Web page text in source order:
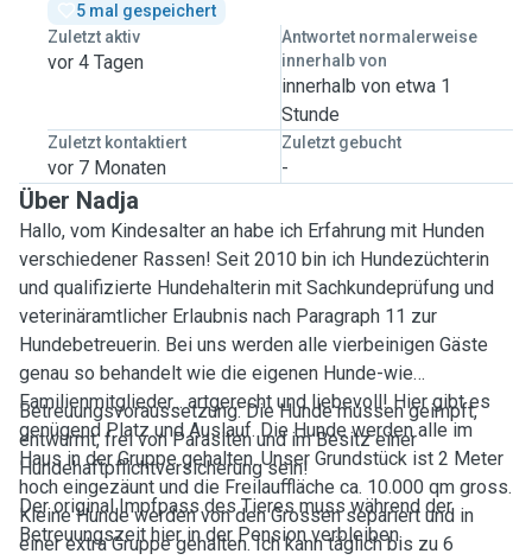
5 mal gespeichert
Zuletzt aktiv
vor 4 Tagen
Antwortet normalerweise
innerhalb von
innerhalb von etwa 1
Stunde
Zuletzt kontaktiert
vor 7 Monaten
Zuletzt gebucht
-
Über Nadja
Hallo, vom Kindesalter an habe ich Erfahrung mit Hunden
verschiedener Rassen! Seit 2010 bin ich Hundezüchterin
und qualifizierte Hundehalterin mit Sachkundeprüfung und
veterinäramtlicher Erlaubnis nach Paragraph 11 zur
Hundebetreuerin. Bei uns werden alle vierbeinigen Gäste
genau so behandelt wie die eigenen Hunde-wie
Familienmitglieder... artgerecht und liebevoll! Hier gibt es
genügend Platz und Auslauf. Die Hunde werden alle im
Haus in der Gruppe gehalten. Unser Grundstück ist 2 Meter
hoch eingezäunt und die Freilauffläche ca. 10.000 qm gross.
Kleine Hunde werden von den Grossen separiert und in
einer extra Gruppe gehalten. Ich kann täglich bis zu 6
Betreuungsvoraussetzung: Die Hunde müssen geimpft,
entwurmt, frei von Parasiten und im Besitz einer
Hundehaftpflichtversicherung sein!
Der original Impfpass des Tieres muss während der
Betreuungszeit hier in der Pension verbleiben.